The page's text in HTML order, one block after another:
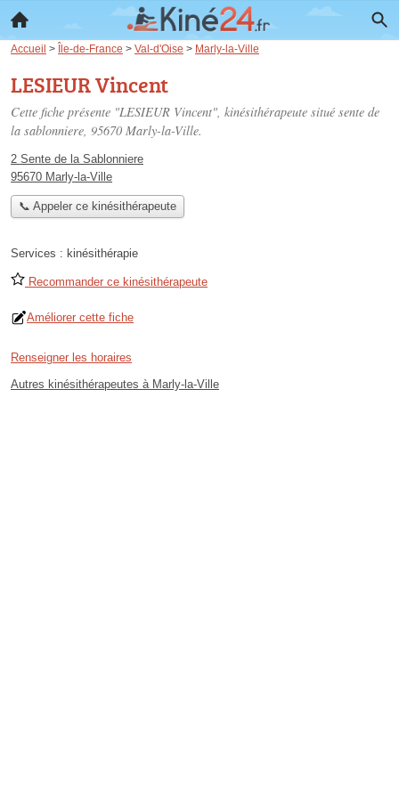
Accueil > Île-de-France > Val-d'Oise > Marly-la-Ville
LESIEUR Vincent
Cette fiche présente "LESIEUR Vincent", kinésithérapeute situé sente de
la sablonniere, 95670 Marly-la-Ville.
2 Sente de la Sablonniere
95670 Marly-la-Ville
📞 Appeler ce kinésithérapeute
Services : kinésithérapie
Recommander ce kinésithérapeute
Améliorer cette fiche
Renseigner les horaires
Autres kinésithérapeutes à Marly-la-Ville